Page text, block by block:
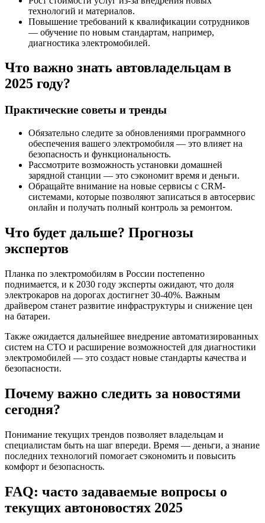
технологий и материалов.
Повышение требований к квалификации сотрудников
— обучение по новым стандартам, например,
диагностика электромобилей.
Что важно знать автовладельцам в
2025 году?
Практические советы и тренды
Обязательно следите за обновлениями программного
обеспечения вашего электромобиля — это влияет на
безопасность и функциональность.
Рассмотрите возможность установки домашней
зарядной станции — это сэкономит время и деньги.
Обращайте внимание на новые сервисы с CRM-
системами, которые позволяют записаться в автосервис
онлайн и получать полный контроль за ремонтом.
Что будет дальше? Прогнозы
экспертов
Планка по электромобилям в России постепенно
поднимается, и к 2030 году эксперты ожидают, что доля
электрокаров на дорогах достигнет 30-40%. Важным
драйвером станет развитие инфраструктуры и снижение цен
на батареи.
Также ожидается дальнейшее внедрение автоматизированных
систем на СТО и расширение возможностей для диагностики
электромобилей — это создаст новые стандарты качества и
безопасности.
Почему важно следить за новостями
сегодня?
Понимание текущих трендов позволяет владельцам и
специалистам быть на шаг впереди. Время — деньги, а знание
последних технологий помогает сэкономить и повысить
комфорт и безопасность.
FAQ: часто задаваемые вопросы о
текущих автоновостях 2025